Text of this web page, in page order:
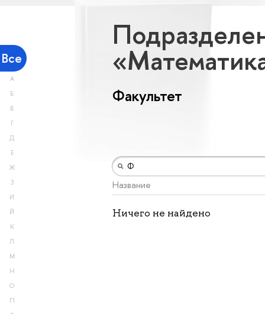
Все
А
Б
В
Г
Д
Е
Ж
З
И
Й
К
Л
М
Н
О
П
Факультет
Название
Ничего не найдено